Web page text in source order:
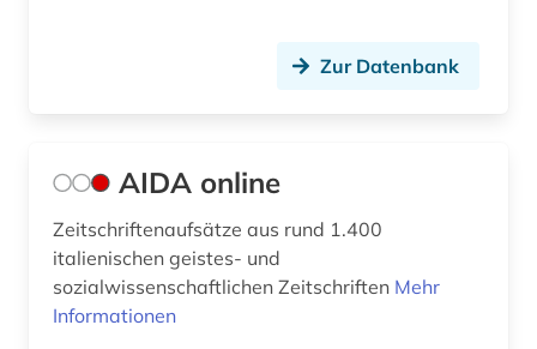
geschichte 500-1600 (1)
geschichte <1701-1800> (1)
Zur Datenbank
AIDA online
Zeitschriftenaufsätze aus rund 1.400
italienischen geistes- und
sozialwissenschaftlichen Zeitschriften Mehr
Informationen